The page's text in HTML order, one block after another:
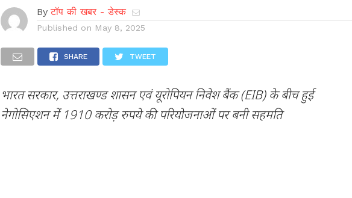
By टॉप की खबर - डेस्क
Published on May 8, 2025
SHARE TWEET
भारत सरकार, उत्तराखण्ड शासन एवं यूरोपियन निवेश बैंक (EIB) के बीच हुई
नेगोसिएशन में 1910 करोड़ रुपये की परियोजनाओं पर बनी सहमति